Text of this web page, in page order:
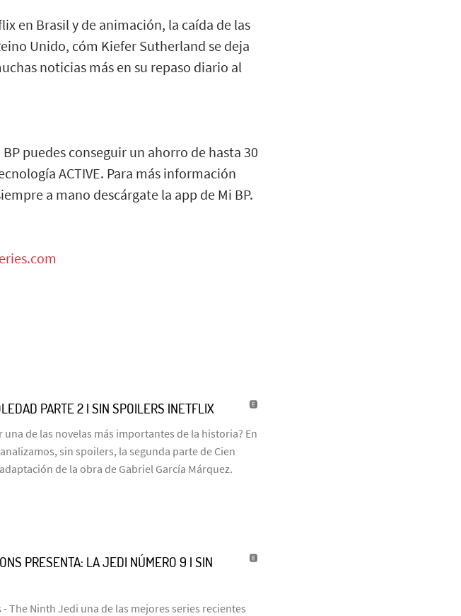
en Brasil y de animación, la caída de las
Unido, cóm Kiefer Sutherland se deja
noticias más en su repaso diario al
puedes conseguir un ahorro de hasta 30
ACTIVE. Para más información
a mano descárgate la app de Mi BP.
PARTE 2 | SIN SPOILERS |NETFLIX
de las novelas más importantes de la historia? En
sin spoilers, la segunda parte de Cien
de la obra de Gabriel García Márquez.
PRESENTA: LA JEDI NÚMERO 9 | SIN
- The Ninth Jedi una de las mejores series recientes